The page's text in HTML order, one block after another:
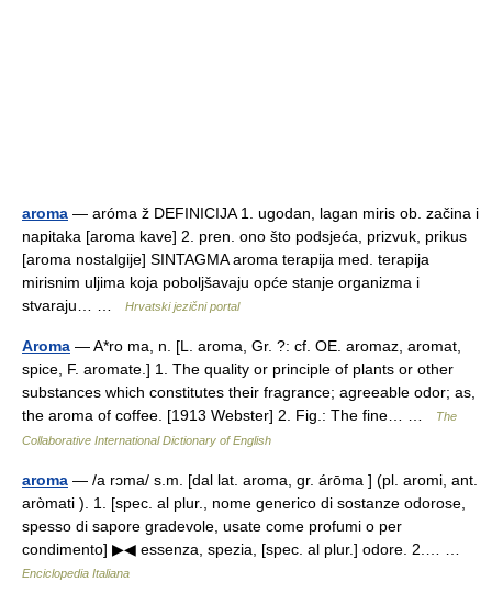
aroma — aróma ž DEFINICIJA 1. ugodan, lagan miris ob. začina i
napitaka [aroma kave] 2. pren. ono što podsjeća, prizvuk, prikus
[aroma nostalgije] SINTAGMA aroma terapija med. terapija
mirisnim uljima koja poboljšavaju opće stanje organizma i
stvaraju… …
Hrvatski jezični portal
Aroma — A*ro ma, n. [L. aroma, Gr. ?: cf. OE. aromaz, aromat,
spice, F. aromate.] 1. The quality or principle of plants or other
substances which constitutes their fragrance; agreeable odor; as,
the aroma of coffee. [1913 Webster] 2. Fig.: The fine… …
The
Collaborative International Dictionary of English
aroma — /a rɔma/ s.m. [dal lat. aroma, gr. árōma ] (pl. aromi, ant.
aròmati ). 1. [spec. al plur., nome generico di sostanze odorose,
spesso di sapore gradevole, usate come profumi o per
condimento] ▶◀ essenza, spezia, [spec. al plur.] odore. 2.… …
Enciclopedia Italiana